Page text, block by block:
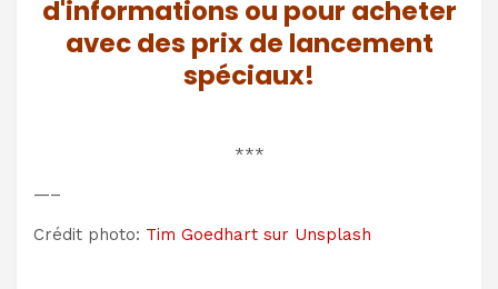
d'informations ou pour acheter
avec des prix de lancement
spéciaux!
***
—–
Crédit photo: Tim Goedhart sur Unsplash